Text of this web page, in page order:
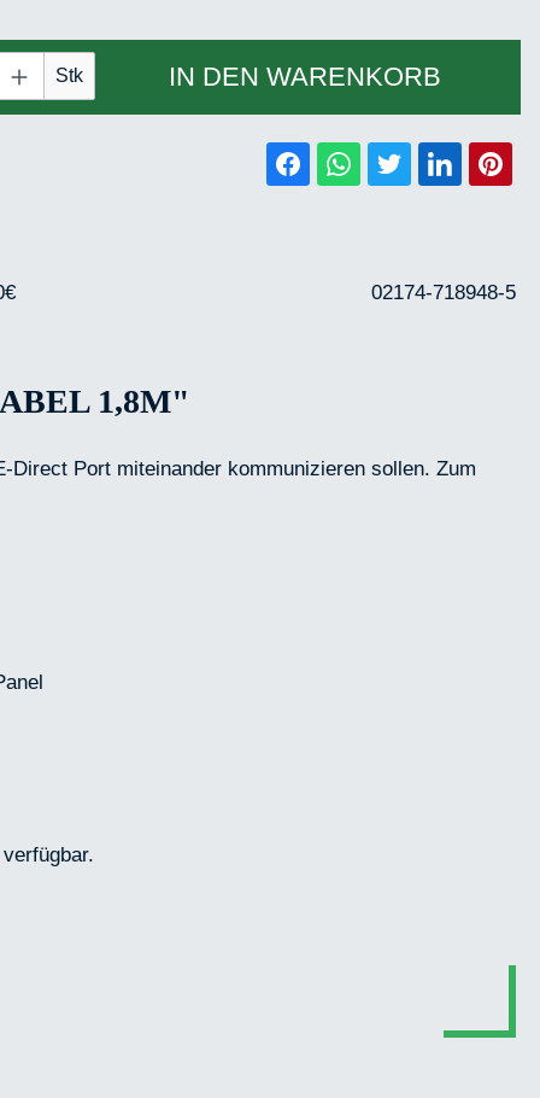
Gib den gewünschten Wert ein
Stk IN DEN WARENKORB
02174-718948-5
1,8M"
Direct Port miteinander kommunizieren sollen. Zum